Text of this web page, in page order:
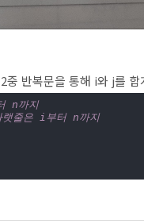
반복문을 통해 i와 j를 합
n까지
줄은 i부터 n까지